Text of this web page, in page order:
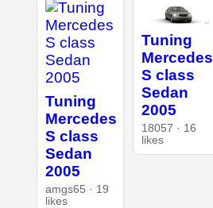
Tuning
Mercedes
S class
Sedan
2005
amgs65 · 19
likes
Tuning
Mercedes
S class
Sedan
2005
18057 · 16
likes